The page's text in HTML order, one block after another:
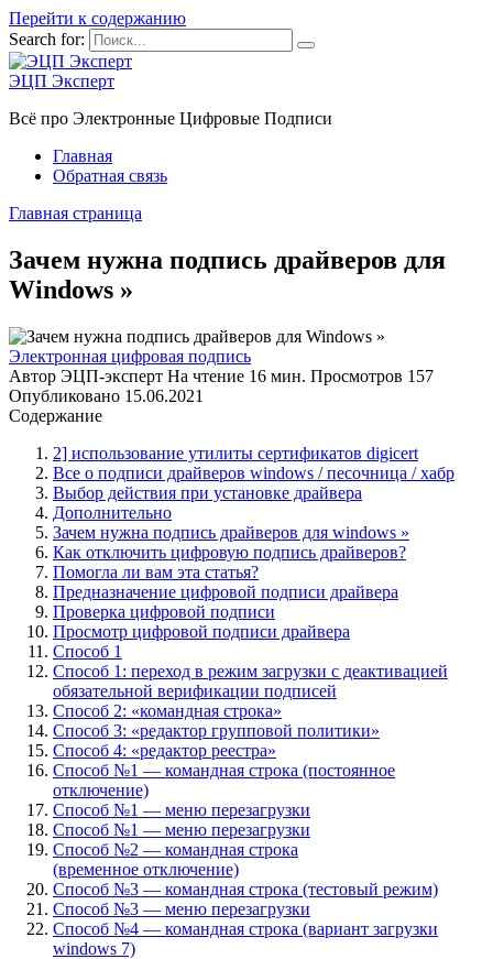
Перейти к содержанию
Search for:
ЭЦП Эксперт
Всё про Электронные Цифровые Подписи
Главная
Обратная связь
Главная страница
Зачем нужна подпись драйверов для
Windows »
Электронная цифровая подпись
Автор ЭЦП-эксперт На чтение 16 мин. Просмотров 157
Опубликовано 15.06.2021
Содержание
2] использование утилиты сертификатов digicert
Все о подписи драйверов windows / песочница / хабр
Выбор действия при установке драйвера
Дополнительно
Зачем нужна подпись драйверов для windows »
Как отключить цифровую подпись драйверов?
Помогла ли вам эта статья?
Предназначение цифровой подписи драйвера
Проверка цифровой подписи
Просмотр цифровой подписи драйвера
Способ 1
Способ 1: переход в режим загрузки с деактивацией
обязательной верификации подписей
Способ 2: «командная строка»
Способ 3: «редактор групповой политики»
Способ 4: «редактор реестра»
Способ №1 — командная строка (постоянное
отключение)
Способ №1 — меню перезагрузки
Способ №1 — меню перезагрузки
Способ №2 — командная строка
(временное отключение)
Способ №3 — командная строка (тестовый режим)
Способ №3 — меню перезагрузки
Способ №4 — командная строка (вариант загрузки
windows 7)